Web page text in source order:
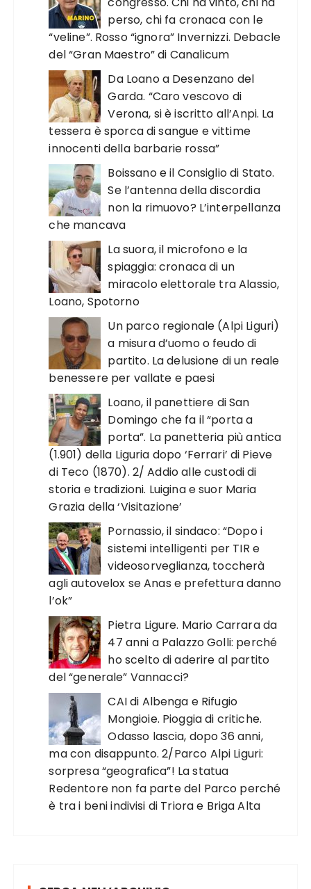
perso, chi fa cronaca con le
“veline”. Rosso “ignora” Invernizzi. Debacle
del “Gran Maestro” di Canalicum
Da Loano a Desenzano del
Garda. “Caro vescovo di
Verona, si è iscritto all’Anpi. La
tessera è sporca di sangue e vittime
innocenti della barbarie rossa”
Boissano e il Consiglio di Stato.
Se l’antenna della discordia
non la rimuovo? L’interpellanza
che mancava
La suora, il microfono e la
spiaggia: cronaca di un
miracolo elettorale tra Alassio,
Loano, Spotorno
Un parco regionale (Alpi Liguri)
a misura d’uomo o feudo di
partito. La delusione di un reale
benessere per vallate e paesi
Loano, il panettiere di San
Domingo che fa il “porta a
porta”. La panetteria più antica
(1.901) della Liguria dopo ‘Ferrari’ di Pieve
di Teco (1870). 2/ Addio alle custodi di
storia e tradizioni. Luigina e suor Maria
Grazia della ‘Visitazione’
Pornassio, il sindaco: “Dopo i
sistemi intelligenti per TIR e
videosorveglianza, toccherà
agli autovelox se Anas e prefettura danno
l’ok”
Pietra Ligure. Mario Carrara da
47 anni a Palazzo Golli: perché
ho scelto di aderire al partito
del “generale” Vannacci?
CAI di Albenga e Rifugio
Mongioie. Pioggia di critiche.
Odasso lascia, dopo 36 anni,
ma con disappunto. 2/Parco Alpi Liguri:
sorpresa “geografica”! La statua
Redentore non fa parte del Parco perché
è tra i beni indivisi di Triora e Briga Alta